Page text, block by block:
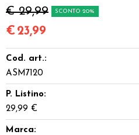
Offerte del Dragone
€ 29,99 SCONTO 20%
€ 23,99
Cod. art.:
ASM7120
P. Listino:
29,99 €
Marca: